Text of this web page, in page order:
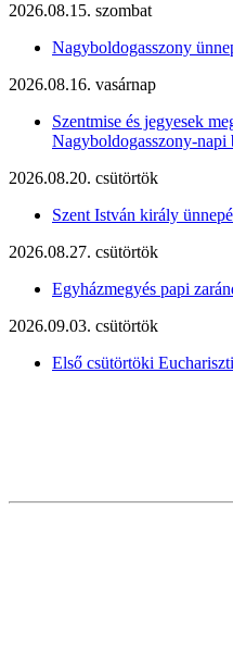
2026.08.15. szombat
Nagyboldogasszony
2026.08.16. vasárnap
Szentmise és jegyesek
Nagyboldogasszony-napi
2026.08.20. csütörtök
Szent István király
2026.08.27. csütörtök
Egyházmegyés papi
2026.09.03. csütörtök
Első csütörtöki